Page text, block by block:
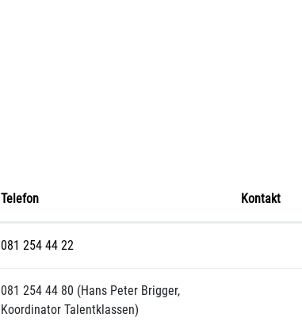
Telefon Kontakt
081 254 44 22
081 254 44 80 (Hans Peter Brigger,
Koordinator Talentklassen)